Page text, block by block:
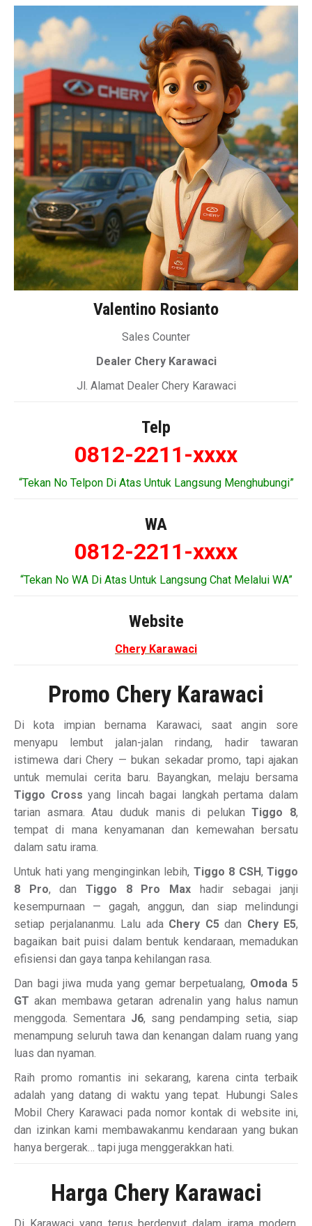
Valentino Rosianto
Sales Counter
Dealer Chery Karawaci
Jl. Alamat Dealer Chery Karawaci
Telp
0812-2211-xxxx
“Tekan No Telpon Di Atas Untuk Langsung Menghubungi”
WA
0812-2211-xxxx
“Tekan No WA Di Atas Untuk Langsung Chat Melalui WA”
Website
Chery Karawaci
Promo Chery Karawaci
Di kota impian bernama Karawaci, saat angin sore
menyapu lembut jalan-jalan rindang, hadir tawaran
istimewa dari Chery — bukan sekadar promo, tapi ajakan
untuk memulai cerita baru. Bayangkan, melaju bersama
Tiggo Cross yang lincah bagai langkah pertama dalam
tarian asmara. Atau duduk manis di pelukanTiggo 8,
tempat di mana kenyamanan dan kemewahan bersatu
dalam satu irama.
Untuk hati yang menginginkan lebih, Tiggo 8 CSH, Tiggo
8 Pro, danTiggo 8 Pro Max hadir sebagai janji
kesempurnaan — gagah, anggun, dan siap melindungi
setiap perjalananmu. Lalu ada Chery C5dan Chery E5,
bagaikan bait puisi dalam bentuk kendaraan, memadukan
efisiensi dan gaya tanpa kehilangan rasa.
Dan bagi jiwa muda yang gemar berpetualang, Omoda 5
GT akan membawa getaran adrenalin yang halus namun
menggoda. Sementara J6, sang pendamping setia, siap
menampung seluruh tawa dan kenangan dalam ruang yang
luas dan nyaman.
Raih promo romantis ini sekarang, karena cinta terbaik
adalah yang datang di waktu yang tepat. Hubungi Sales
Mobil Chery Karawaci pada nomor kontak di website ini,
dan izinkan kami membawakanmu kendaraan yang bukan
hanya bergerak… tapi juga menggerakkan hati.
Harga Chery Karawaci